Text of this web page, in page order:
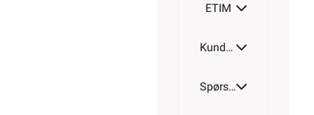
ETIM
Kundeomtale
Spørsmål og svar